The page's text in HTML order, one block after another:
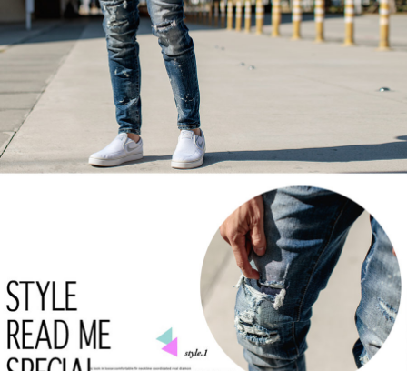
任。
４．使用「AFTEE先享後付」時，將依據個別帳號之用戶狀況，依本公司即
時審查核予不同之上限額度；若仍有額度不足之情形，本公司將視審查結果
請求用戶進行身份認證。
５．嚴禁一人註冊多個帳號或使用他人資訊註冊。若發現惡意使用之情形，
恩沛科技股份有限公司將有權停止該用戶之使用額度並採取法律行動。